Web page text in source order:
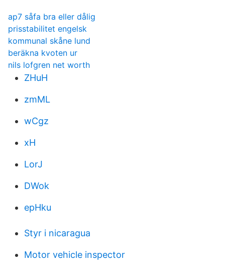
ap7 såfa bra eller dålig
prisstabilitet engelsk
kommunal skåne lund
beräkna kvoten ur
nils lofgren net worth
ZHuH
zmML
wCgz
xH
LorJ
DWok
epHku
Styr i nicaragua
Motor vehicle inspector